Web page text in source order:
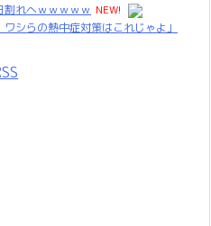
割れへｗｗｗｗｗ NEW!
シらの熱中症対策はこれじゃよ」